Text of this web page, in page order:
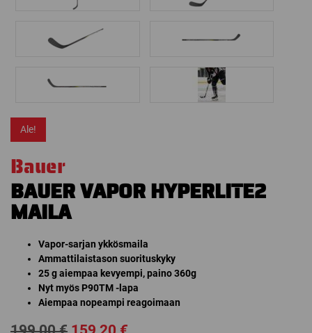
Ale!
Bauer
BAUER VAPOR HYPERLITE2
MAILA
Vapor-sarjan ykkösmaila
Ammattilaistason suorituskyky
25 g aiempaa kevyempi, paino 360g
Nyt myös P90TM -lapa
Aiempaa nopeampi reagoimaan
Alkuperäinen